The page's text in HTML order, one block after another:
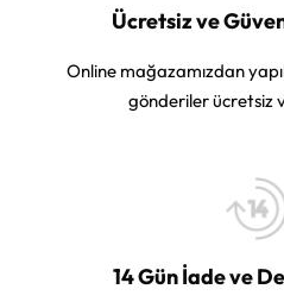
Ücretsiz ve
Online mağazamızdan
gönderiler ücretsiz
14 Gün İade ve